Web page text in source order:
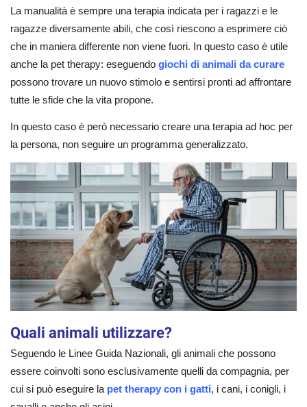
La manualità è sempre una terapia indicata per i ragazzi e le
ragazze diversamente abili, che così riescono a esprimere ciò
che in maniera differente non viene fuori. In questo caso è utile
anche la pet therapy: eseguendo giochi di animali da curare
possono trovare un nuovo stimolo e sentirsi pronti ad affrontare
tutte le sfide che la vita propone.
In questo caso è però necessario creare una terapia ad hoc per
la persona, non seguire un programma generalizzato.
Quali animali utilizzare?
Seguendo le Linee Guida Nazionali, gli animali che possono
essere coinvolti sono esclusivamente quelli da compagnia, per
cui si può eseguire la pet therapy con i gatti, i cani, i conigli, i